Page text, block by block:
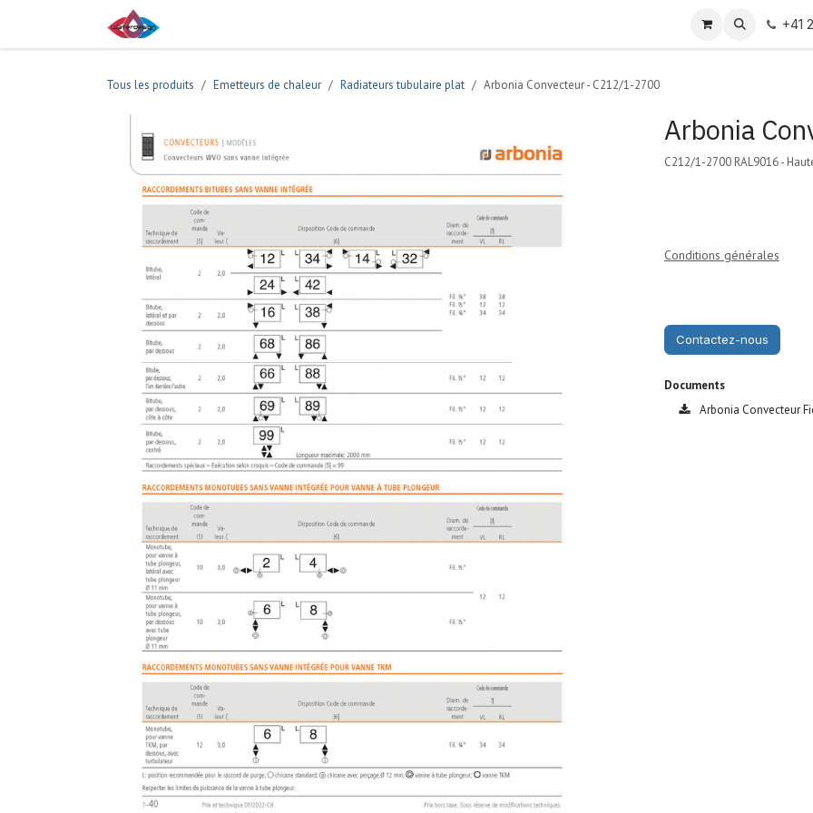
+41
Tous les produits Emetteurs de chaleur Radiateurs tubulaire plat Arbonia Convecteur - C212/1-2700
Arbonia
C212/1-2700 RAL9016 -
Conditions générales
Contactez-nous
Documents
Arbonia Convecteur